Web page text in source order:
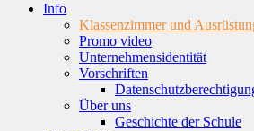
Info
Klassenzimmer und
Promo video
Unternehmensidentität
Vorschriften
Über uns
Geschichte der Schule